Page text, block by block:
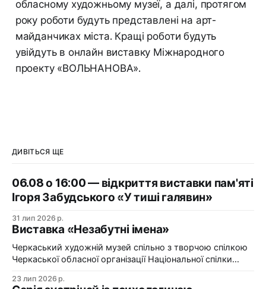
обласному художньому музеї, а далі, протягом
року роботи будуть представлені на арт-
майданчиках міста. Кращі роботи будуть
увійдуть в онлайн виставку Міжнародного
проекту «ВОЛЬНАНОВА».
ДИВІТЬСЯ ЩЕ
06.08 о 16:00 — відкриття виставки пам'яті
Ігоря Забудського «У тиші галявин»
31 лип 2026 р.
Виставка «Незабутні імена»
Черкаський художній музей спільно з творчою спілкою
Черкаської обласної організації Національної спілки
імена». Виставка «Незабутні імена» — це мистецька
23 лип 2026 р.